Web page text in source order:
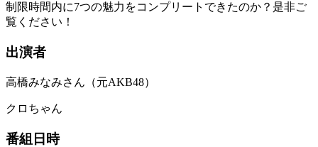
制限時間内に7つの魅力をコンプリートできたのか？是非ご
覧ください！
出演者
高橋みなみさん（元AKB48）
クロちゃん
番組日時